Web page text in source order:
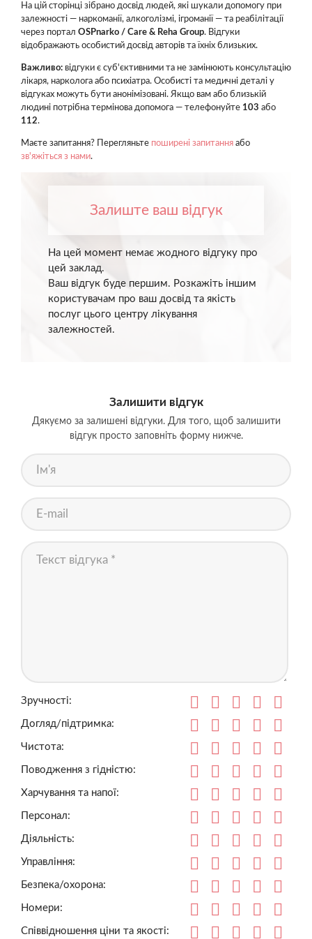
На цій сторінці зібрано досвід людей, які шукали допомогу при
залежності — наркоманії, алкоголізмі, ігроманії — та реабілітації
через портал OSPnarko / Care & Reha Group. Відгуки
відображають особистий досвід авторів та їхніх близьких.
Важливо: відгуки є суб'єктивними та не замінюють консультацію
лікаря, нарколога або психіатра. Особисті та медичні деталі у
відгуках можуть бути анонімізовані. Якщо вам або близькій
людині потрібна термінова допомога — телефонуйте 103 або
112.
Маєте запитання? Перегляньте поширені запитання або
зв'яжіться з нами.
Залиште ваш відгук
На цей момент немає жодного відгуку про
цей заклад.
Ваш відгук буде першим. Розкажіть іншим
користувачам про ваш досвід та якість
послуг цього центру лікування
залежностей.
Залишити відгук
Дякуємо за залишені відгуки. Для того, щоб залишити
відгук просто заповніть форму нижче.
Зручності:
Догляд/підтримка:
Чистота:
Поводження з гідністю:
Харчування та напої:
Персонал:
Діяльність:
Управління:
Безпека/охорона:
Номери:
Співвідношення ціни та якості: